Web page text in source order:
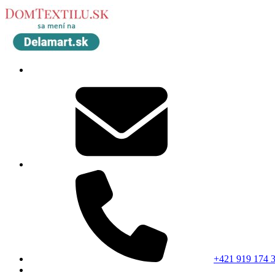
+421 919 174